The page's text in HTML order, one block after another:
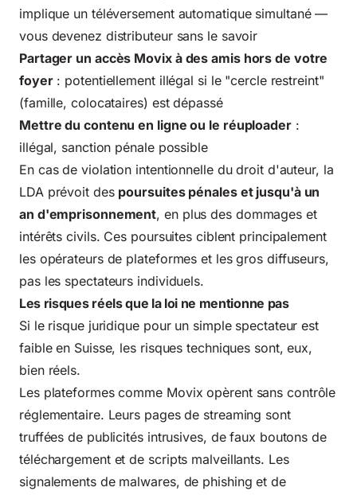
implique un téléversement automatique simultané —
vous devenez distributeur sans le savoir
Partager un accès Movix à des amis hors de votre
foyer: potentiellement illégal si le "cercle restreint"
(famille, colocataires) est dépassé
Mettre du contenu en ligne ou le réuploader:
illégal, sanction pénale possible
En cas de violation intentionnelle du droit d'auteur, la
LDA prévoit des poursuites pénales et jusqu'à un
an d'emprisonnement, en plus des dommages et
intérêts civils. Ces poursuites ciblent principalement
les opérateurs de plateformes et les gros diffuseurs,
pas les spectateurs individuels.
Les risques réels que la loi ne mentionne pas
Si le risque juridique pour un simple spectateur est
faible en Suisse, les risques techniques sont, eux,
bien réels.
Les plateformes comme Movix opèrent sans contrôle
réglementaire. Leurs pages de streaming sont
truffées de publicités intrusives, de faux boutons de
téléchargement et de scripts malveillants. Les
signalements de malwares, de phishing et de